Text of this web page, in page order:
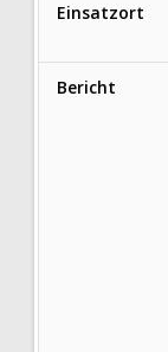
Einsatzort
Bericht